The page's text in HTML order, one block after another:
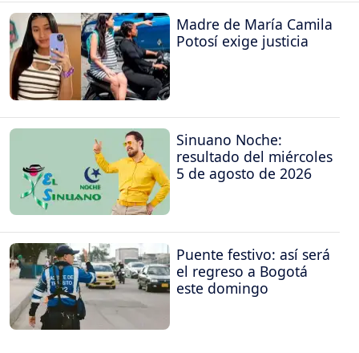
Madre de María Camila
Potosí exige justicia
Sinuano Noche:
resultado del miércoles
5 de agosto de 2026
Puente festivo: así será
el regreso a Bogotá
este domingo